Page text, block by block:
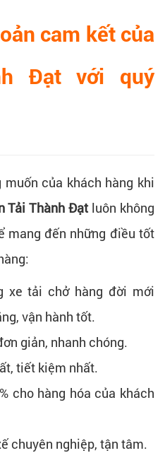
cam kết của
Đạt với quý
của khách hàng khi
Tải Thành Đạt luôn không
mang đến những điều tốt
xe tải chở hàng đời mới
vận hành tốt.
giản, nhanh chóng.
tiết kiệm nhất.
cho hàng hóa của khách
chuyên nghiệp, tận tâm.